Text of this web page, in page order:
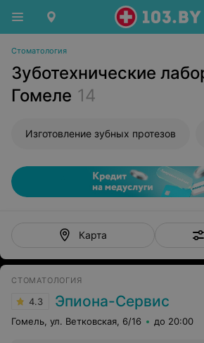
Стоматология
Зуботехнические
Гомеле 14
Изготовление зубных протезов
Карта
СТОМАТОЛОГИЯ
4.3 Эпиона-Сервис
Гомель, ул. Ветковская, 6/16 до 20:00